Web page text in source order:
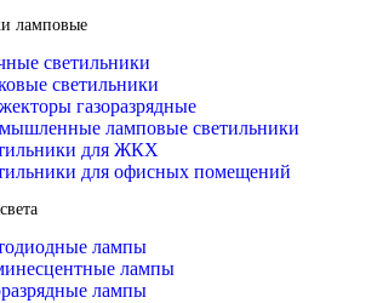
ламповые
светильники
светильники
газоразрядные
ламповые светильники
для ЖКХ
для офисных помещений
лампы
лампы
лампы